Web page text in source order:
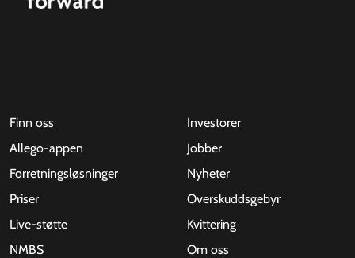
Finn oss
Allego-appen
Forretningsløsninger
Priser
Live-støtte
NMBS
Investorer
Jobber
Nyheter
Overskuddsgebyr
Kvittering
Om oss